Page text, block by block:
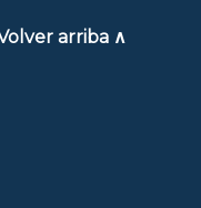
arriba ∧